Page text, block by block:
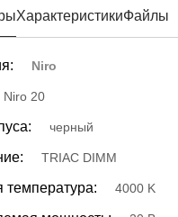
ХарактеристикиФайлы
Niro
Niro 20
черный
TRIAC DIMM
температура: 4000 K